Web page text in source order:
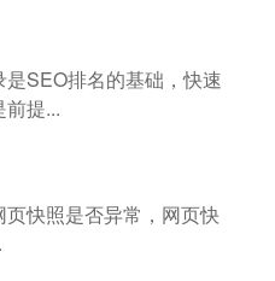
SEO排名的基础，快速
提...
快照是否异常，网页快